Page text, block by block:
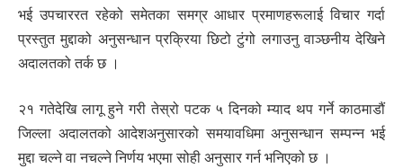
भई उपचाररत रहेको समेतका समग्र आधार प्रमाणहरूलाई विचार गर्दा
प्रस्तुत मुद्दाको अनुसन्धान प्रक्रिया छिटो टुंगो लगाउनु वाञ्छनीय देखिने
अदालतको तर्क छ ।
२१ गतेदेखि लागू हुने गरी तेस्रो पटक ५ दिनको म्याद थप गर्ने काठमाडौं
जिल्ला अदालतको आदेशअनुसारको समयावधिमा अनुसन्धान सम्पन्न भई
मुद्दा चल्ने वा नचल्ने निर्णय भएमा सोही अनुसार गर्न भनिएको छ ।